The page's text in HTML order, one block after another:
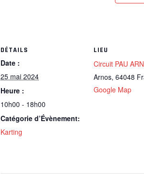
DÉTAILS
Date :
25 mai 2024
Heure :
10h00 - 18h00
Catégorie d’Évènement:
Karting
LIEU
Circuit PAU
Arnos, 64048
Google Map